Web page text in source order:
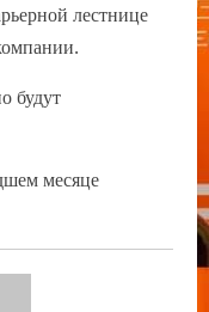
лестнице
будут
месяце